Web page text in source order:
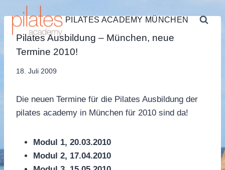
Inhalt
springen
PILATES ACADEMY MÜNCHEN
PILATES
Pilates Ausbildung – München, neue
Termine 2010!
Von
18. Juli 2009
Die neuen Termine für die Pilates Ausbildung der
pilates academy in München für 2010 sind da!
Modul 1, 20.03.2010
Modul 2, 17.04.2010